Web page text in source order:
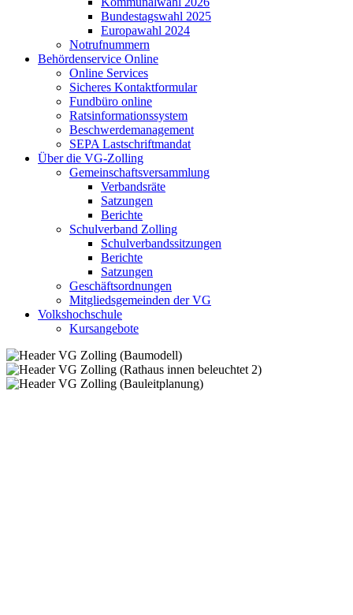
Bundestagswahl 2025
Europawahl 2024
Notrufnummern
Behördenservice Online
Online Services
Sicheres Kontaktformular
Fundbüro online
Ratsinformationssystem
Beschwerdemanagement
SEPA Lastschriftmandat
Über die VG-Zolling
Gemeinschaftsversammlung
Verbandsräte
Satzungen
Berichte
Schulverband Zolling
Schulverbandssitzungen
Berichte
Satzungen
Geschäftsordnungen
Mitgliedsgemeinden der VG
Volkshochschule
Kursangebote